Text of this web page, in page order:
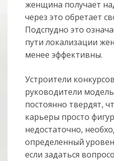
женщина получает
через это обретает
Подспудно это
пути локализации
менее эффективны.
Устроители
руководители
постоянно твердят,
карьеры просто
недостаточно,
определенный
если задаться